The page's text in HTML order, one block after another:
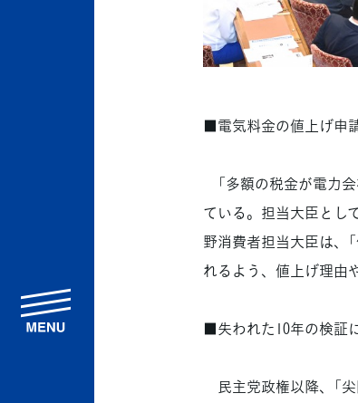
■電気料金の値上げ申
「多額の税金が電力
ている。担当大臣とし
野消費者担当大臣は、
れるよう、値上げ理由
■失われた10年の検証
民主党政権以降、「